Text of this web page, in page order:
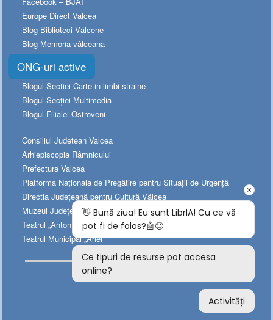
Europe Direct Valcea
Blog Biblioteci Vâlcene
Blog Memoria vâlceana
Referinte online
Cartea de cinci stele
Blogul Sectiei Carte in limbi straine
Blogul Secției Multimedia
Blogul Filialei Ostroveni
Consiliul Judetean Valcea
Arhiepiscopia Râmnicului
Prefectura Valcea
Platforma Naționala de Pregătire pentru Situații de Urgență
Directia Judeţeană pentru Cultură Vâlcea
Muzeul Judeţean de Istorie
Teatrul „Anton Pann”
Teatrul Municipal „Ariel”
ONG-uri active